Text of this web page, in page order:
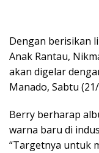
Dengan berisikan
Anak Rantau,
akan digelar
Manado, Sabtu
Berry berharap
warna baru di
“Targetnya untuk